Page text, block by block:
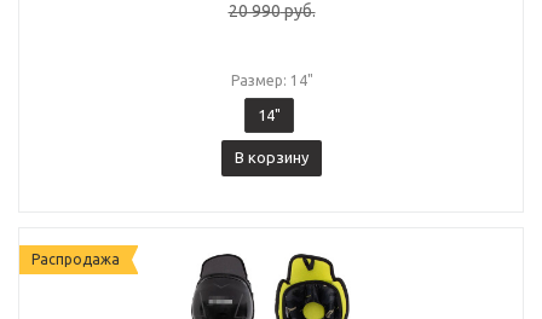
20 990руб.
Размер: 14"
14"
В корзину
Распродажа